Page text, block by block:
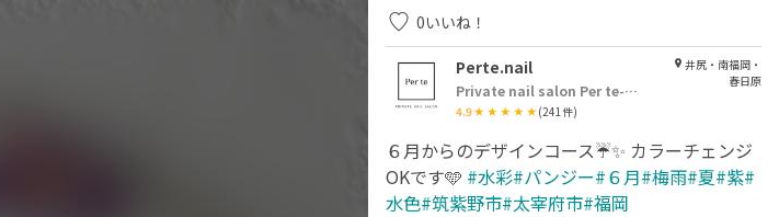
0いいね！
Perte.nail
Private nail salon Per te-ペルテ
4.9 (241件)
井尻・南福岡・
春日原
６月からのデザインコース☔️✨ カラーチェンジ
OKです🩵 #水彩#パンジー#６月#梅雨#夏#紫#
水色#筑紫野市#太宰府市#福岡